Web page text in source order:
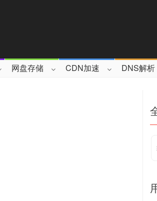
网盘存储 CDN加速 DNS解析